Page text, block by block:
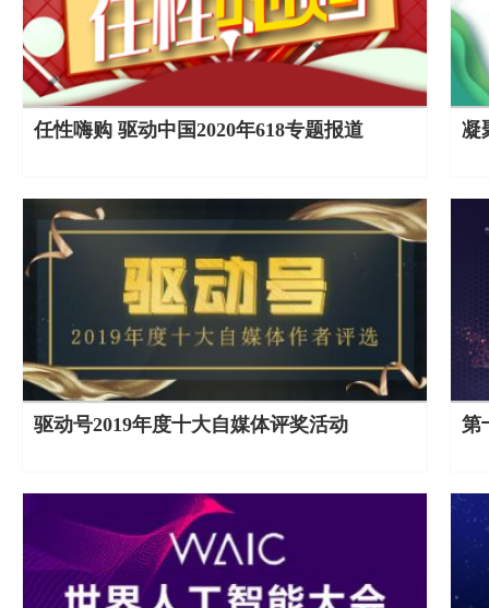
任性嗨购 驱动中国2020年618专题报道 凝
驱动号2019年度十大自媒体评奖活动 第